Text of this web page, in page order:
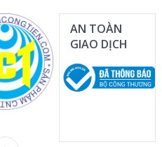
AN TOÀN
GIAO DỊCH